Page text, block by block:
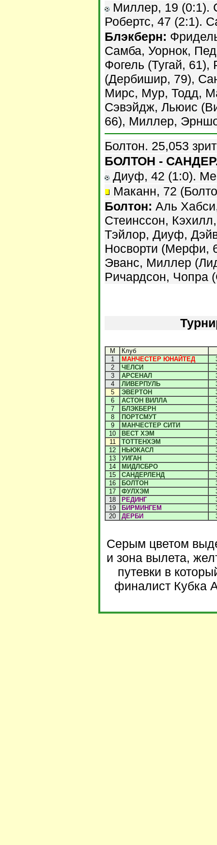
Миллер, 19 (0:1).
Робертс, 47 (2:1).
Блэкберн:
Самба, Уорнок,
Фогель (Тугай,
(Дербишир, 79),
Мирс, Мур, Тодд,
Сэвэйдж, Льюис
66), Миллер,
Болтон. 25,053
БОЛТОН -
Диуф, 42 (1:0).
Маканн, 72
Болтон: Аль
Стеинссон,
Тэйлор, Диуф,
Носворти (Мерфи,
Эванс, Миллер
Ричардсон, Чопра
М Клуб
1
МАНЧЕСТЕР ЮНАЙТЕД
2
ЧЕЛСИ
3
АРСЕНАЛ
4
ЛИВЕРПУЛЬ
5
ЭВЕРТОН
6
АСТОН ВИЛЛА
7
БЛЭКБЕРН
8
ПОРТСМУТ
9
МАНЧЕСТЕР СИТИ
10
ВЕСТ ХЭМ
11
ТОТТЕНХЭМ
12
НЬЮКАСЛ
13
УИГАН
14
МИДЛСБРО
15
САНДЕРЛЕНД
16
БОЛТОН
17
ФУЛХЭМ
18
РЕДИНГ
19
БИРМИНГЕМ
20
ДЕРБИ
Серым цветом
и зона вылета,
путевки в
финалист Кубка